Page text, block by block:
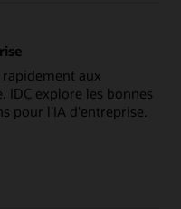
aux
IDC explore les bonnes
pour l'IA d'entreprise.